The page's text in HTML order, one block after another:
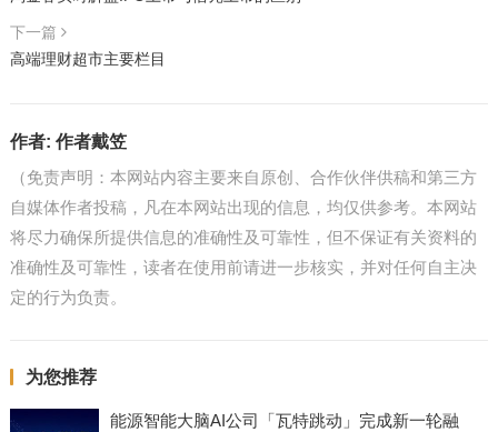
下一篇
高端理财超市主要栏目
作者: 作者戴笠
（免责声明：本网站内容主要来自原创、合作伙伴供稿和第三方
自媒体作者投稿，凡在本网站出现的信息，均仅供参考。本网站
将尽力确保所提供信息的准确性及可靠性，但不保证有关资料的
准确性及可靠性，读者在使用前请进一步核实，并对任何自主决
定的行为负责。
为您推荐
能源智能大脑AI公司「瓦特跳动」完成新一轮融